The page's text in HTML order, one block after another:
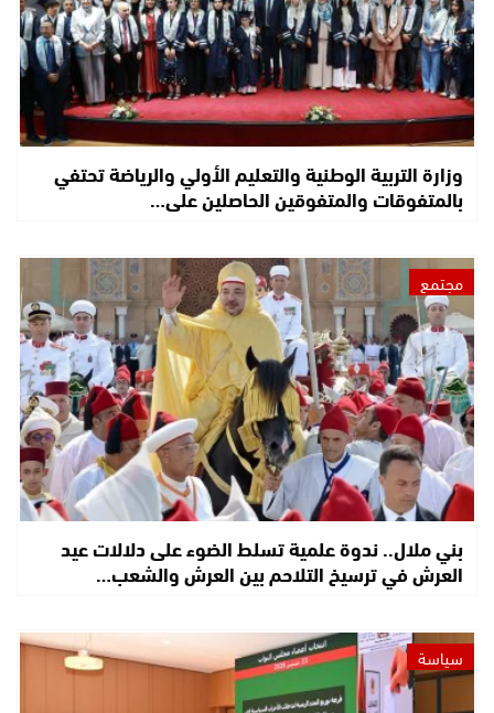
وزارة التربية الوطنية والتعليم الأولي والرياضة تحتفي
بالمتفوقات والمتفوقين الحاصلين على…
مجتمع
بني ملال.. ندوة علمية تسلط الضوء على دلالات عيد
العرش في ترسيخ التلاحم بين العرش والشعب…
سياسة